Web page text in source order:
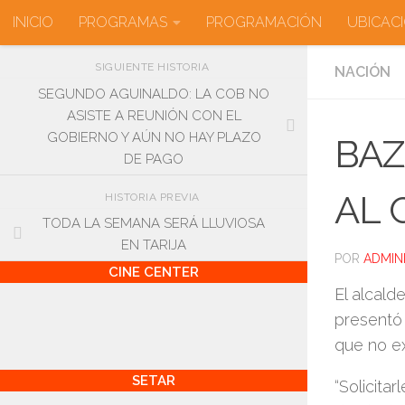
Saltar al contenido
INICIO PROGRAMAS PROGRAMACIÓN
NACIÓN
AL
POR
El
que no
SIGUIENTE HISTORIA
SEGUNDO AGUINALDO: LA COB NO
ASISTE A REUNIÓN CON EL
GOBIERNO Y AÚN NO HAY PLAZO
DE PAGO
HISTORIA PREVIA
TODA LA SEMANA SERÁ LLUVIOSA
EN TARIJA
CINE CENTER
SETAR